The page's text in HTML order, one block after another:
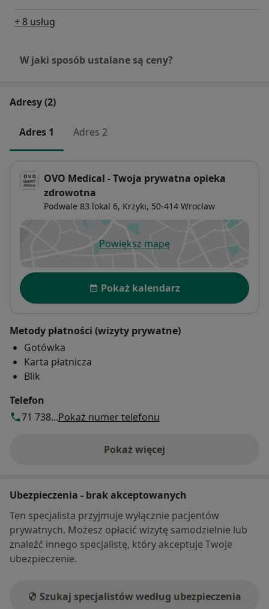
+ 8 usług
W jaki sposób ustalane są ceny?
Adresy (2)
Adres 1 Adres 2
OVO Medical - Twoja prywatna opieka
zdrowotna
Podwale 83 lokal 6, Krzyki, 50-414 Wrocław
Powiększ mapęotwiera się w nowej karcie
Dostępność
Pokaż kalendarz
Metody płatności (wizyty prywatne)
Gotówka
Karta płatnicza
Blik
Telefon
71 738...Pokaż numer telefonu
Pokaż więcej
o adresie
Ubezpieczenia - brak akceptowanych
Ten specjalista przyjmuje wyłącznie pacjentów
prywatnych. Możesz opłacić wizytę samodzielnie lub
znaleźć innego specjalistę, który akceptuje Twoje
ubezpieczenie.
Szukaj specjalistów według ubezpieczenia